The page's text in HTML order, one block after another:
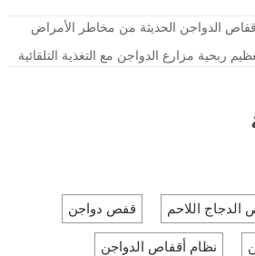
الدواجن الحديثة من مخاطر الأمراض
ربحية مزارع الدواجن مع التغذية التلقائية
الدجاج اللاحم قفص دواجن
نظام أقفاص الدواجن